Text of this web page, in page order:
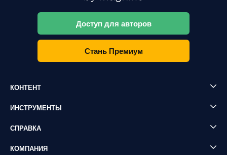
Доступ для авторов
Стань Премиум
КОНТЕНТ
ИНСТРУМЕНТЫ
СПРАВКА
КОМПАНИЯ